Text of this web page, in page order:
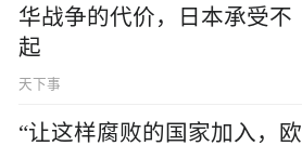
华战争的代价，日本承受不
起
天下事
“让这样腐败的国家加入，欧